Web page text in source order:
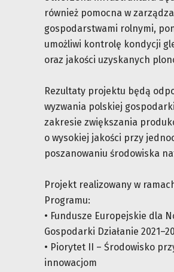
również pomocna w
gospodarstwami rolnymi,
umożliwi kontrolę kondycji
oraz jakości uzyskanych
Rezultaty projektu będą
wyzwania polskiej
zakresie zwiększania
o wysokiej jakości przy
poszanowaniu środowiska
Projekt realizowany w
Programu:
• Fundusze Europejskie dla
Gospodarki Działanie
• Piorytet II – Środowisko
innowacjom